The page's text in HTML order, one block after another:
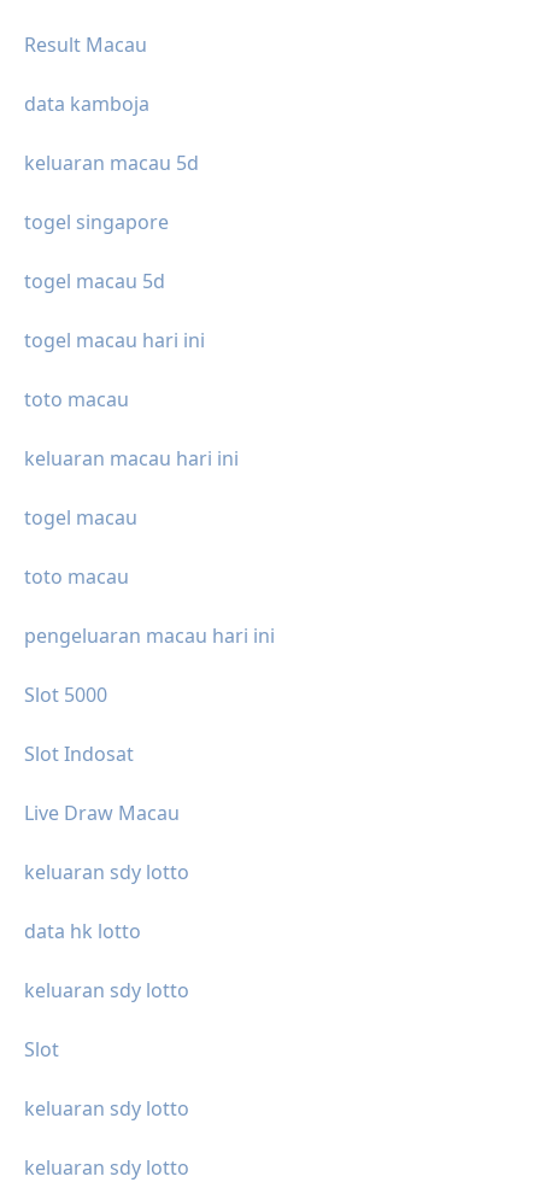
Result Macau
data kamboja
keluaran macau 5d
togel singapore
togel macau 5d
togel macau hari ini
toto macau
keluaran macau hari ini
togel macau
toto macau
pengeluaran macau hari ini
Slot 5000
Slot Indosat
Live Draw Macau
keluaran sdy lotto
data hk lotto
keluaran sdy lotto
Slot
keluaran sdy lotto
keluaran sdy lotto